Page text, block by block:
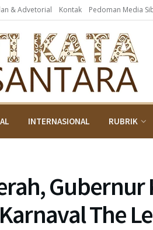
& Advetorial Kontak Pedoman Media
INTERNASIONAL RUBRIK
Gubernur
The